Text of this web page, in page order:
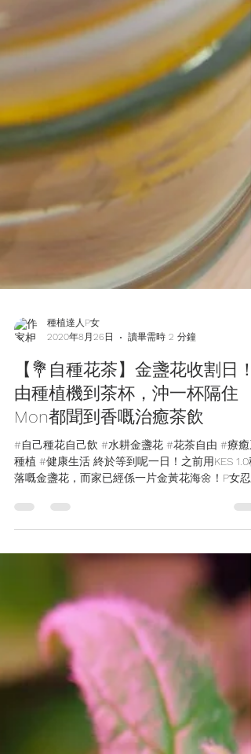
種植達人P女
2020年8月26日
讀畢需時 2 分鐘
【💐自種花茶】金盞花收割日！
由種植機到茶杯，沖一杯隔住
Mon都聞到香嘅治癒茶飲
#自己種花自己飲 #水耕金盞花 #花茶自由 #療癒
住即刻收割一轉，沖番杯新鮮熱辣嘅自家製金盞花
程超治癒，想知點樣可以好似我咁「花茶自由」？
簡單！近幾年興起養生花茶，金盞花絕對係「實力
派」代表！佢唔單止顏色鮮艷，仲有超多對打工仔
同都市人超級友善嘅健康功效： 清熱降火：對付
港嘅濕熱天氣同食多咗煎炸嘢最啱，幫身體「下下
火」。 養肝明目：成日對住電腦手機，眼睛好攰
金盞花含豐富葉黃素，幫你「照顧靈魂之窗」。
緩安神：睡前飲一杯，有助放鬆心情，同失眠講拜
拜～😴 美容護膚：抗氧化力強，由內靚到外，仲
以外用敷面，舒緩皮膚敏感。 利尿解毒：促進身
新陳代謝，幫手排走廢物。 你都快啲用水耕嘅方